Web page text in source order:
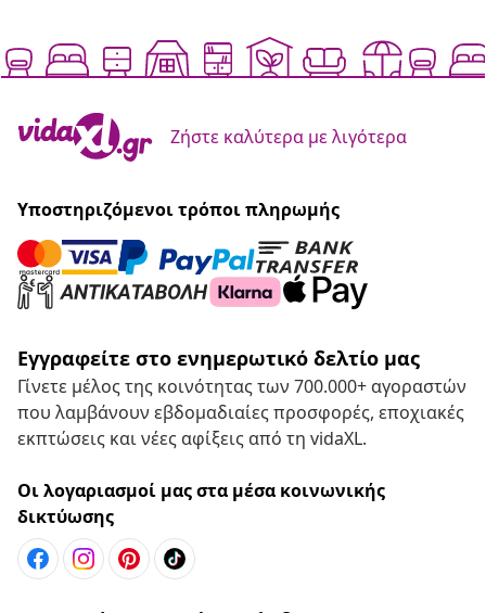
Ζήστε καλύτερα με λιγότερα
Υποστηριζόμενοι τρόποι πληρωμής
Εγγραφείτε στο ενημερωτικό δελτίο μας
Γίνετε μέλος της κοινότητας των 700.000+ αγοραστών
που λαμβάνουν εβδομαδιαίες προσφορές, εποχιακές
εκπτώσεις και νέες αφίξεις από τη vidaXL.
Οι λογαριασμοί μας στα μέσα κοινωνικής
δικτύωσης